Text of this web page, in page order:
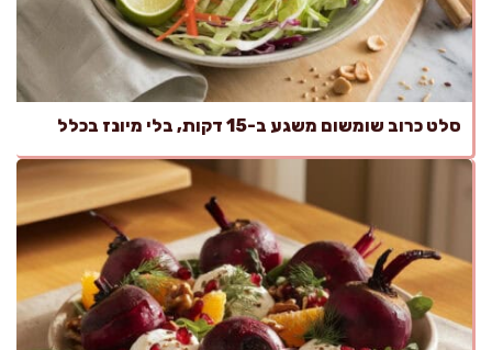
סלט כרוב שומשום משגע ב-15 דקות, בלי מיונז בכלל